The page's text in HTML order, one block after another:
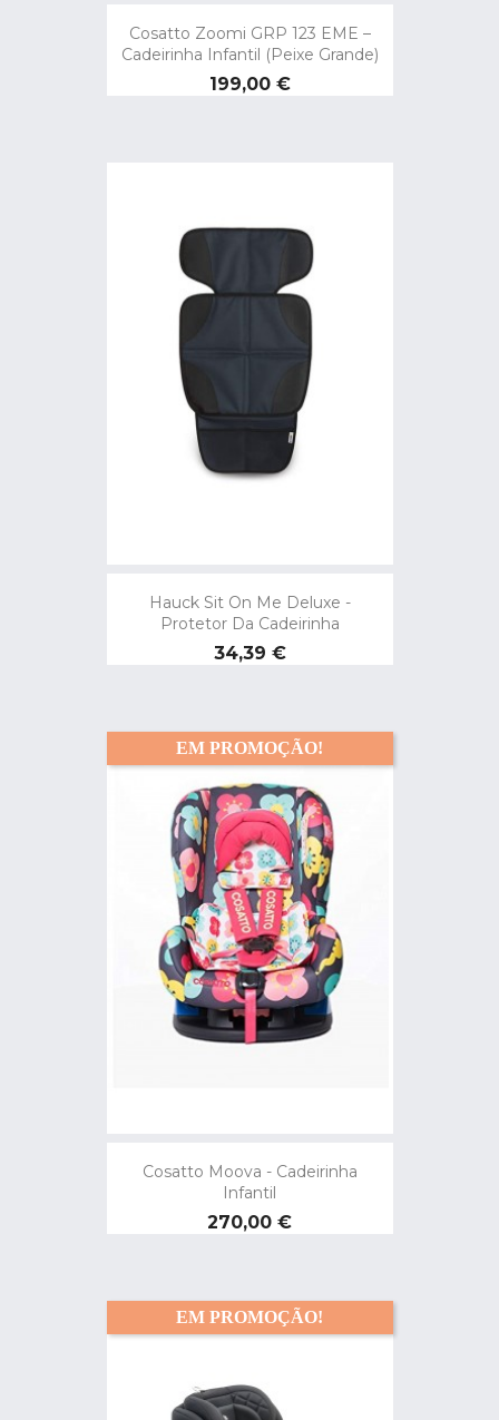
Cosatto Zoomi GRP 123 EME –
Cadeirinha Infantil (Peixe Grande)
Preço
199,00 €
Hauck Sit On Me Deluxe -
Protetor Da Cadeirinha
Preço
34,39 €
Cosatto Moova - Cadeirinha
Infantil
Preço
270,00 €
EM PROMOÇÃO!
EM PROMOÇÃO!